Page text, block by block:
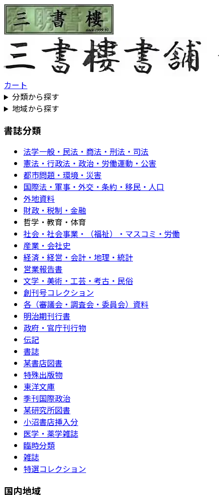
カート
分類から探す
地域から探す
書誌分類
法学一般・民法・商法・刑法・司法
憲法・行政法・政治・労働運動・公害
都市問題・環境・災害
国際法・軍事・外交・条約・移民・人口
外地資料
財政・税制・金融
哲学・教育・体育
社会・社会事業・（福祉）・マスコミ・労働
産業・会社史
経済・経営・会計・地理・統計
営業報告書
文学・美術・工芸・考古・民俗
創刊号コレクション
各（審議会・調査会・委員会）資料
明治期刊行書
政府・官庁刊行物
伝記
書誌
某書店図書
特殊出版物
東洋文庫
季刊国際政治
某研究所図書
小沼書店挿入分
医学・薬学雑誌
臨時分類
雑誌
特選コレクション
国内地域